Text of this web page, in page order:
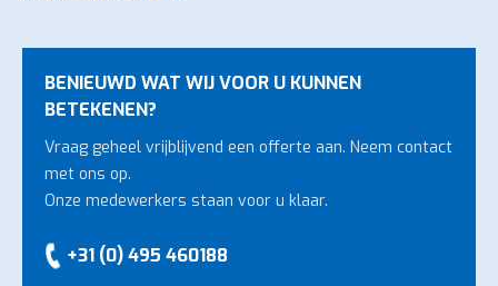
BENIEUWD WAT WIJ VOOR U KUNNEN
BETEKENEN?
Vraag geheel vrijblijvend een offerte aan. Neem contact
met ons op.
Onze medewerkers staan voor u klaar.
+31 (0) 495 460188